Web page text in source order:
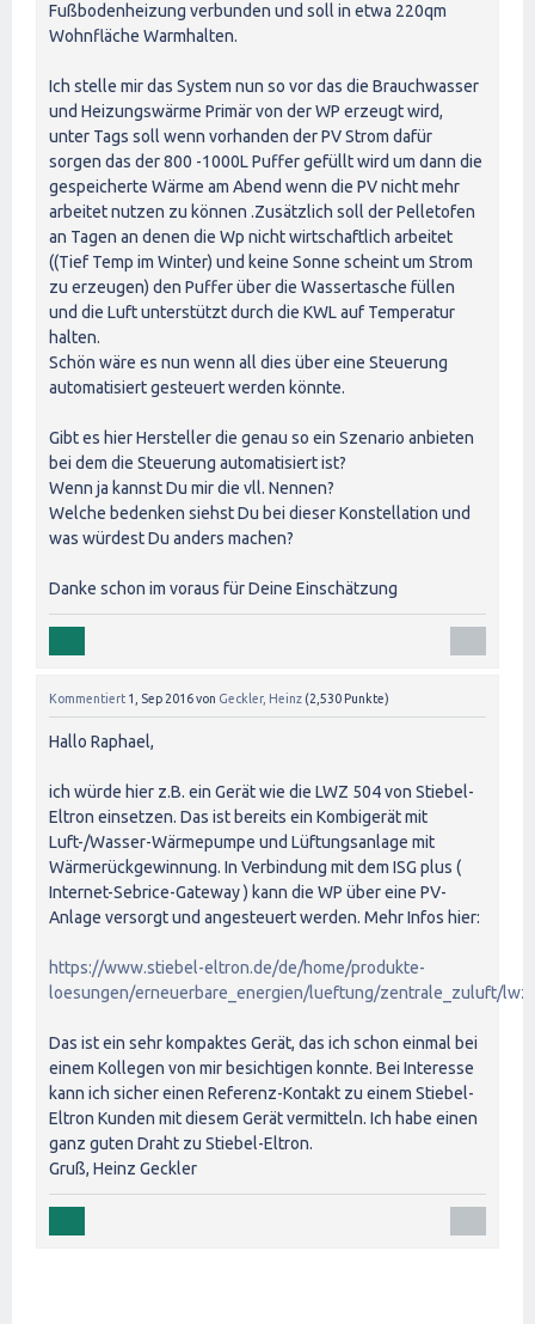
Fußbodenheizung verbunden und soll in etwa 220qm
Wohnfläche Warmhalten.
Ich stelle mir das System nun so vor das die Brauchwasser
und Heizungswärme Primär von der WP erzeugt wird,
unter Tags soll wenn vorhanden der PV Strom dafür
sorgen das der 800 -1000L Puffer gefüllt wird um dann die
gespeicherte Wärme am Abend wenn die PV nicht mehr
arbeitet nutzen zu können .Zusätzlich soll der Pelletofen
an Tagen an denen die Wp nicht wirtschaftlich arbeitet
((Tief Temp im Winter) und keine Sonne scheint um Strom
zu erzeugen) den Puffer über die Wassertasche füllen
und die Luft unterstützt durch die KWL auf Temperatur
halten.
Schön wäre es nun wenn all dies über eine Steuerung
automatisiert gesteuert werden könnte.
Gibt es hier Hersteller die genau so ein Szenario anbieten
bei dem die Steuerung automatisiert ist?
Wenn ja kannst Du mir die vll. Nennen?
Welche bedenken siehst Du bei dieser Konstellation und
was würdest Du anders machen?
Danke schon im voraus für Deine Einschätzung
Kommentiert 1, Sep 2016von Geckler, Heinz (2,530 Punkte)
Hallo Raphael,
ich würde hier z.B. ein Gerät wie die LWZ 504 von Stiebel-
Eltron einsetzen. Das ist bereits ein Kombigerät mit
Luft-/Wasser-Wärmepumpe und Lüftungsanlage mit
Wärmerückgewinnung. In Verbindung mit dem ISG plus (
Internet-Sebrice-Gateway ) kann die WP über eine PV-
Anlage versorgt und angesteuert werden. Mehr Infos hier:
https://www.stiebel-eltron.de/de/home/produkte-
loesungen/erneuerbare_energien/lueftung/zentrale_zuluft/
Das ist ein sehr kompaktes Gerät, das ich schon einmal bei
einem Kollegen von mir besichtigen konnte. Bei Interesse
kann ich sicher einen Referenz-Kontakt zu einem Stiebel-
Eltron Kunden mit diesem Gerät vermitteln. Ich habe einen
ganz guten Draht zu Stiebel-Eltron.
Gruß, Heinz Geckler